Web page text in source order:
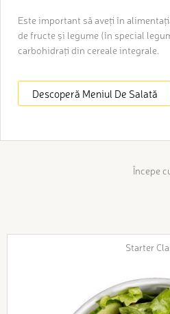
Este important să aveți în
de fructe și legume (în special
carbohidrați din cereale integrale.
Descoperă Meniul De Salată
Începe
Starter